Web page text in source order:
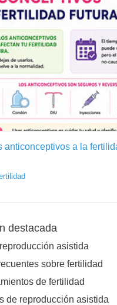
anticonceptivos a la
destacada
asistida
sobre fertilidad
de fertilidad
de reproducción asistida